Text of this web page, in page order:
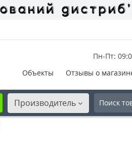
Пн-Пт:
Объекты
Отзывы о
Производитель